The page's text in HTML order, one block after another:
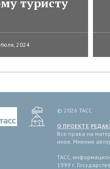
2024
© 2026 ТАСС
О ПРОЕКТЕ
Все права на
иное. Мнение
ТАСС,
1999 г.